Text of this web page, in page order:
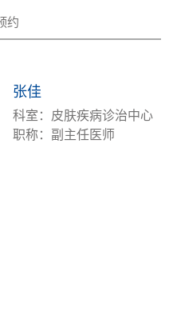
约
张佳
科室：皮肤疾病诊治中心
职称：副主任医师